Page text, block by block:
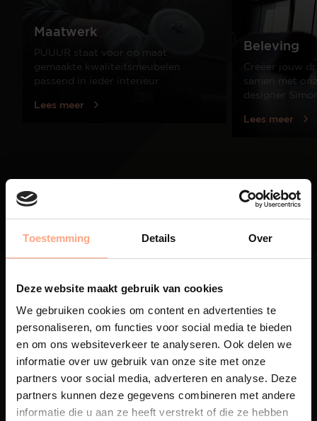
Toestemming Details Over
Deze website maakt gebruik van cookies
We gebruiken cookies om content en advertenties te
personaliseren, om functies voor social media te bieden
en om ons websiteverkeer te analyseren. Ook delen we
informatie over uw gebruik van onze site met onze
partners voor social media, adverteren en analyse. Deze
partners kunnen deze gegevens combineren met andere
informatie die u aan ze heeft verstrekt of die ze hebben
01
Maatwerk
PUUUR staat voor op maat
gemaakte kwaliteitsmeubelen
passend in ieder interieur.
Lees meer
Beleving
Creëer jouw
samen met
designer
Lees meer
Maatwerk
Een exclusieve handgemaakte
beleving, waar Nederlands
vakmanschap en design
samenkomen.